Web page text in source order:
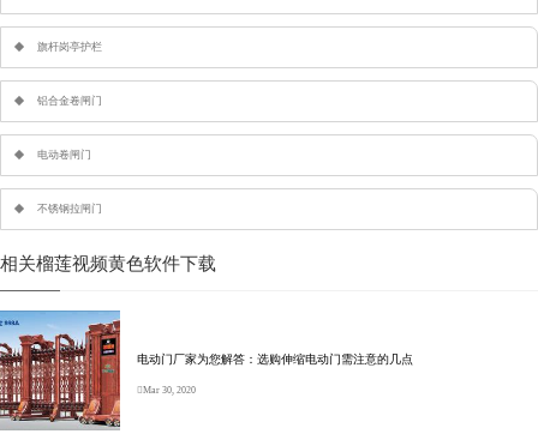
旗杆岗亭护栏
铝合金卷闸门
电动卷闸门
不锈钢拉闸门
相关榴莲视频黄色软件下载
电动门厂家为您解答：选购伸缩电动门需注意的几点
Mar 30, 2020